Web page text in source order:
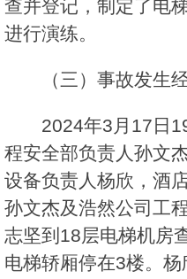
查并登记，制定了电
进行演练。
（三）事故发生
2024年3月17日
程安全部负责人孙文
设备负责人杨欣，酒
孙文杰及浩然公司工
志坚到18层电梯机房
电梯轿厢停在3楼。杨